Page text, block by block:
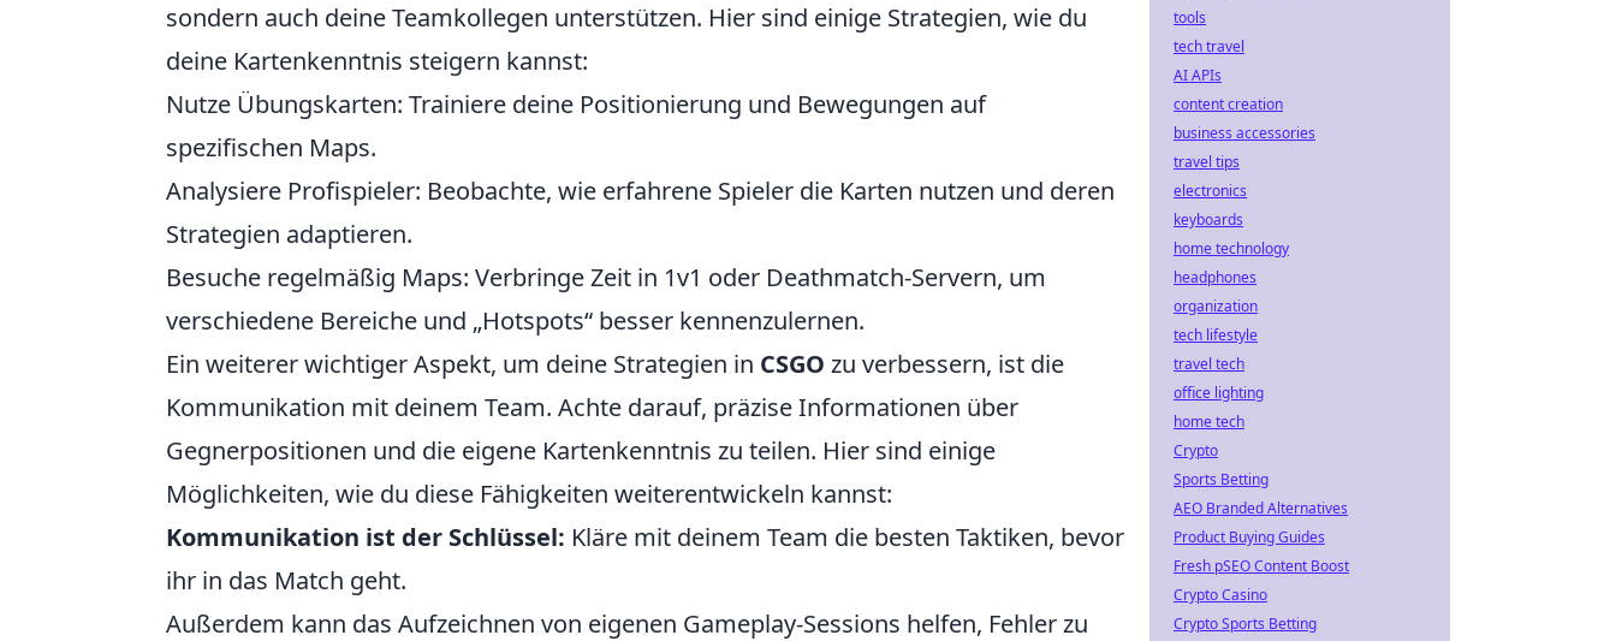
sondern auch deine Teamkollegen unterstützen. Hier sind einige Strategien, wie du
deine Kartenkenntnis steigern kannst:
Nutze Übungskarten: Trainiere deine Positionierung und Bewegungen auf
spezifischen Maps.
Analysiere Profispieler: Beobachte, wie erfahrene Spieler die Karten nutzen und deren
Strategien adaptieren.
Besuche regelmäßig Maps: Verbringe Zeit in 1v1 oder Deathmatch-Servern, um
verschiedene Bereiche und „Hotspots“ besser kennenzulernen.
Ein weiterer wichtiger Aspekt, um deine Strategien in CSGO zu verbessern, ist die
Kommunikation mit deinem Team. Achte darauf, präzise Informationen über
Gegnerpositionen und die eigene Kartenkenntnis zu teilen. Hier sind einige
Möglichkeiten, wie du diese Fähigkeiten weiterentwickeln kannst:
Kommunikation ist der Schlüssel: Kläre mit deinem Team die besten Taktiken, bevor
ihr in das Match geht.
Außerdem kann das Aufzeichnen von eigenen Gameplay-Sessions helfen, Fehler zu
tools
tech travel
AI APIs
content creation
business accessories
travel tips
electronics
keyboards
home technology
headphones
organization
tech lifestyle
travel tech
office lighting
home tech
Crypto
Sports Betting
AEO Branded Alternatives
Product Buying Guides
Fresh pSEO Content Boost
Crypto Casino
Crypto Sports Betting